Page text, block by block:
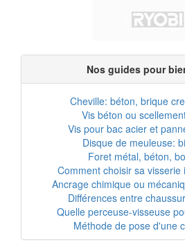
Nos guides pour
Cheville: béton, brique
Vis béton ou
Vis pour bac acier et
Disque de meuleuse:
Foret métal, béton,
Comment choisir sa visserie
Ancrage chimique ou
Différences entre
Quelle perceuse-visseuse
Méthode de pose d'une